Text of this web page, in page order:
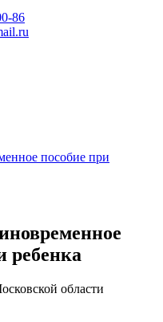
86
пособие при
ребенка
области